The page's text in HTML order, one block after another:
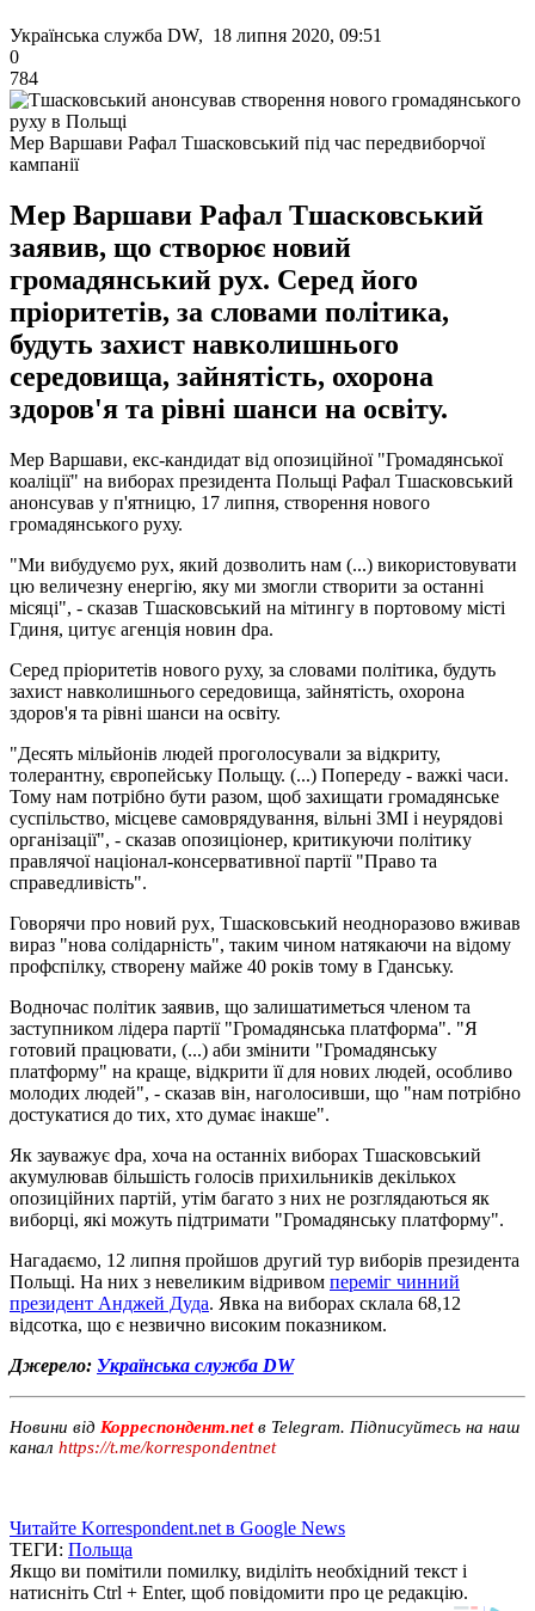
Українська служба DW, 18 липня 2020, 09:51
0
784
Мер Варшави Рафал Тшасковський під час передвиборчої
кампанії
Мер Варшави Рафал Тшасковський
заявив, що створює новий
громадянський рух. Серед його
пріоритетів, за словами політика,
будуть захист навколишнього
середовища, зайнятість, охорона
здоров'я та рівні шанси на освіту.
Мер Варшави, екс-кандидат від опозиційної "Громадянської
коаліції" на виборах президента Польщі Рафал Тшасковський
анонсував у п'ятницю, 17 липня, створення нового
громадянського руху.
"Ми вибудуємо рух, який дозволить нам (...) використовувати
цю величезну енергію, яку ми змогли створити за останні
місяці", - сказав Тшасковський на мітингу в портовому місті
Гдиня, цитує агенція новин dpa.
Серед пріоритетів нового руху, за словами політика, будуть
захист навколишнього середовища, зайнятість, охорона
здоров'я та рівні шанси на освіту.
"Десять мільйонів людей проголосували за відкриту,
толерантну, європейську Польщу. (...) Попереду - важкі часи.
Тому нам потрібно бути разом, щоб захищати громадянське
суспільство, місцеве самоврядування, вільні ЗМІ і неурядові
організації", - сказав опозиціонер, критикуючи політику
правлячої націонал-консервативної партії "Право та
справедливість".
Говорячи про новий рух, Тшасковський неодноразово вживав
вираз "нова солідарність", таким чином натякаючи на відому
профспілку, створену майже 40 років тому в Гданську.
Водночас політик заявив, що залишатиметься членом та
заступником лідера партії "Громадянська платформа". "Я
готовий працювати, (...) аби змінити "Громадянську
платформу" на краще, відкрити її для нових людей, особливо
молодих людей", - сказав він, наголосивши, що "нам потрібно
достукатися до тих, хто думає інакше".
Як зауважує dpa, хоча на останніх виборах Тшасковський
акумулював більшість голосів прихильників декількох
опозиційних партій, утім багато з них не розглядаються як
виборці, які можуть підтримати "Громадянську платформу".
Нагадаємо, 12 липня пройшов другий тур виборів президента
Польщі. На них з невеликим відривом переміг чинний
президент Анджей Дуда. Явка на виборах склала 68,12
відсотка, що є незвично високим показником.
Джерело: Українська служба DW
Новини від Корреспондент.netв Telegram. Підписуйтесь на наш
канал https://t.me/korrespondentnet
Читайте Korrespondent.net в Google News
ТЕГИ: Польща
Якщо ви помітили помилку, виділіть необхідний текст і
натисніть Ctrl + Enter, щоб повідомити про це редакцію.